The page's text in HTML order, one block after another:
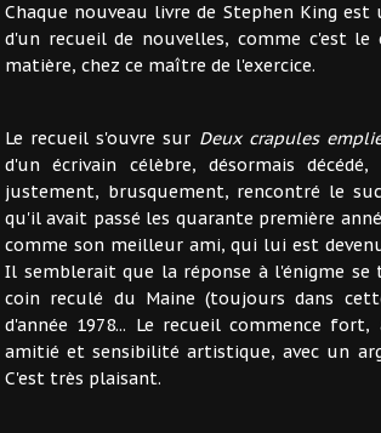
Chaque nouveau livre de Stephen King
d'un recueil de nouvelles, comme c'est
matière, chez ce maître de l'exercice.
Le recueil s'ouvre sur Deux crapules
d'un écrivain célèbre, désormais
justement, brusquement, rencontré le
qu'il avait passé les quarante première
comme son meilleur ami, qui lui est
Il semblerait que la réponse à l'énigme se
coin reculé du Maine (toujours dans
d'année 1978... Le recueil commence
amitié et sensibilité artistique, avec un
C'est très plaisant.